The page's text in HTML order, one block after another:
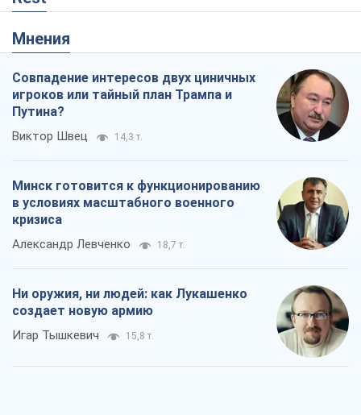
Мнения
Совпадение интересов двух циничных
игроков или тайный план Трампа и
Путина?
Виктор Швец 14,3 т.
Минск готовится к функционированию
в условиях масштабного военного
кризиса
Александр Левченко 18,7 т.
Ни оружия, ни людей: как Лукашенко
создает новую армию
Игар Тышкевич 15,8 т.